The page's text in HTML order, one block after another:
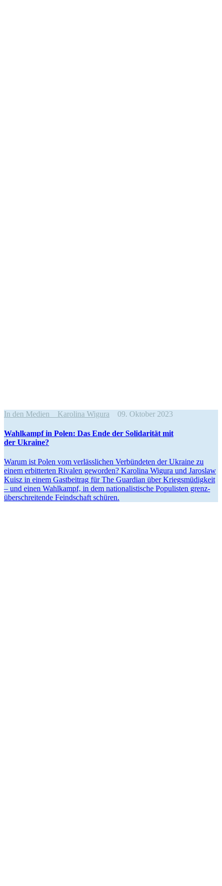
In den Medien Karolina Wigura 09. Oktober 2023
Wahlkampf in Polen: Das Ende der Solida­rität mit
der Ukraine?
Warum ist Polen vom verläss­lichen Verbün­deten der Ukraine zu
einem erbit­terten Rivalen geworden? Karolina Wigura und Jaroslaw
Kuisz in einem Gastbeitrag für The Guardian über Kriegs­mü­digkeit
– und einen Wahlkampf, in dem natio­na­lis­tische Populisten grenz­
über­schrei­tende Feind­schaft schüren.